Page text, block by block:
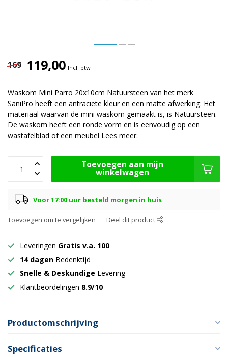
169 119,00 Incl. btw
Waskom Mini Parro 20x10cm Natuursteen van het merk
SaniPro heeft een antraciete kleur en een matte afwerking. Het
materiaal waarvan de mini waskom gemaakt is, is Natuursteen.
De waskom heeft een ronde vorm en is eenvoudig op een
wastafelblad of een meubel Lees meer.
Toevoegen aan mijn
winkelwagen
Voor 17:00 uur besteld morgen in huis
Toevoegen om te vergelijken Deel dit product
Leveringen Gratis v.a. 100
14 dagen Bedenktijd
Snelle & Deskundige Levering
Klantbeordelingen 8.9/10
Productomschrijving
Specificaties